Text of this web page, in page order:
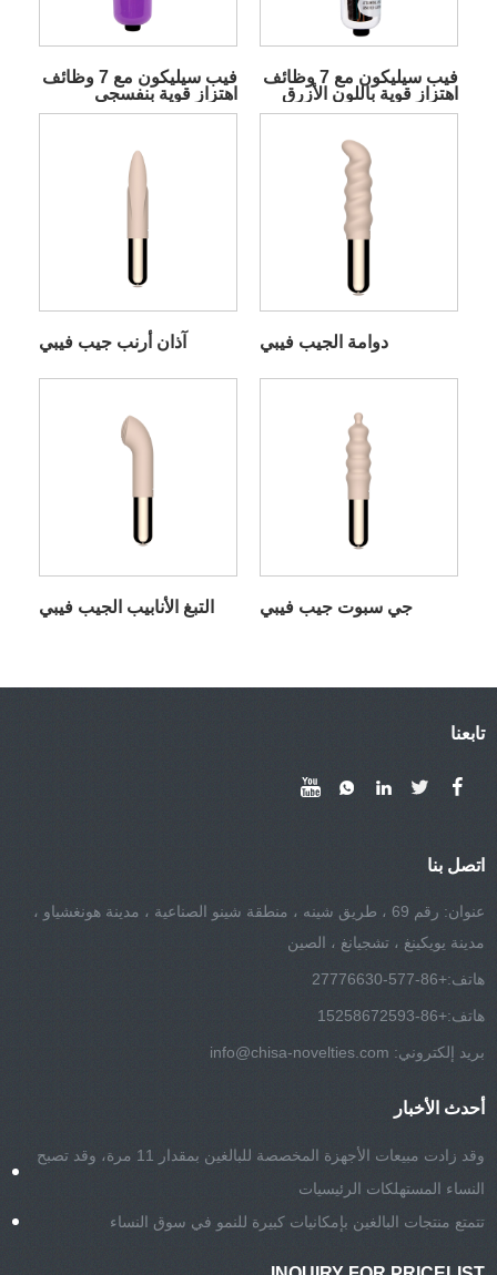
فيب سيليكون مع 7 وظائف
اهتزاز قوية بنفسجي
فيب سيليكون مع 7 وظائف
اهتزاز قوية باللون الأزرق
آذان أرنب جيب فيبي دوامة الجيب فيبي
التبغ الأنابيب الجيب فيبي جي سبوت جيب فيبي
تابعنا
اتصل بنا
عنوان: رقم 69 ، طريق شينه ، منطقة شينو الصناعية ، مدينة هونغشياو ،
مدينة يويكينغ ، تشجيانغ ، الصين
هاتف:+86-577-27776630
هاتف:+86-15258672593
بريد إلكتروني: info@chisa-novelties.com
أحدث الأخبار
وقد زادت مبيعات الأجهزة المخصصة للبالغين بمقدار 11 مرة، وقد تصبح
النساء المستهلكات الرئيسيات
تتمتع منتجات البالغين بإمكانيات كبيرة للنمو في سوق النساء